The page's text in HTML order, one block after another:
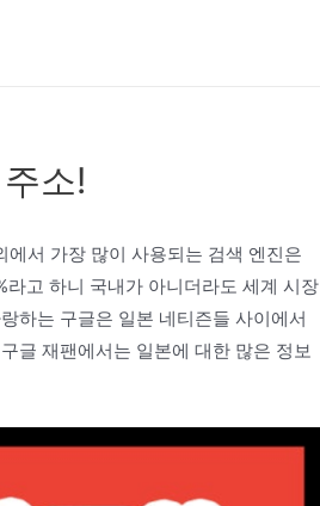
소!
서 가장 많이 사용되는 검색 엔진은
고 하니 국내가 아니더라도 세계 시장
하는 구글은 일본 네티즌들 사이에서
글 재팬에서는 일본에 대한 많은 정보